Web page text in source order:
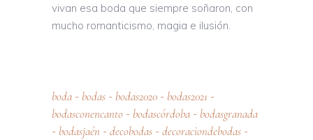
vivan esa boda que siempre soñaron, con
mucho romanticismo, magia e ilusión.
boda - bodas - bodas2020 - bodas2021 -
bodasconencanto - bodascórdoba - bodasgranada
- bodasjaén - decobodas - decoraciondebodas -